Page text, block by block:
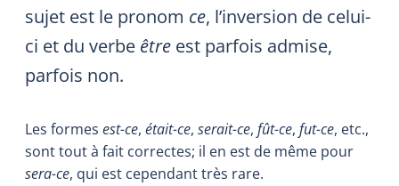
sujet est le pronom ce, l’inversion de celui-
ci et du verbe être est parfois admise,
parfois non.
Les formes est-ce, était-ce, serait-ce, fût-ce, fut-ce, etc.,
sont tout à fait correctes; il en est de même pour
sera-ce, qui est cependant très rare.